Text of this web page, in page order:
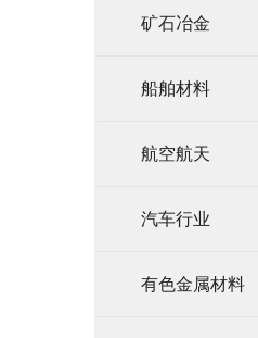
矿石冶金
船舶材料
航空航天
汽车行业
有色金属材料